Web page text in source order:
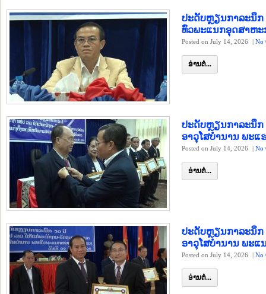
ປະດັບຫຼຽນກາລະນຶກ
ທົ່ວພະແນກອຸດສາຫະ
Posted on July 14, 2026 | No
ອ່ານຕໍ່...
ປະດັບຫຼຽນກາລະນຶ
ອາວຸໂສບຳນານ ພະ
Posted on July 14, 2026 | No
ອ່ານຕໍ່...
ປະດັບຫຼຽນກາລະນຶ
ອາວຸໂສບຳນານ ພະ
Posted on July 14, 2026 | No
ອ່ານຕໍ່...